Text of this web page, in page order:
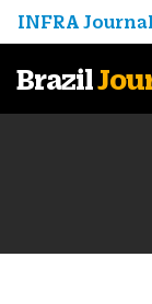
INFRA Journal
Brazil